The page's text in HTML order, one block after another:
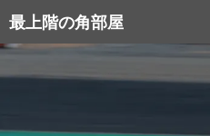
ン
テ
ツ
キ
最上階の角部屋
索